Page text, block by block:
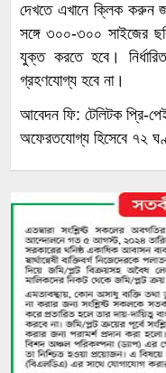
দেখতে এখানে ক্লিক করুন
সঙ্গে ৩০০-৩০০ সাইজের
যুক্ত করতে হবে।
গ্রহণযোগ্য হবে না।
আবেদন ফি: টেলিটক প্রি-
অফেরতযোগ্য হিসেবে ৭২